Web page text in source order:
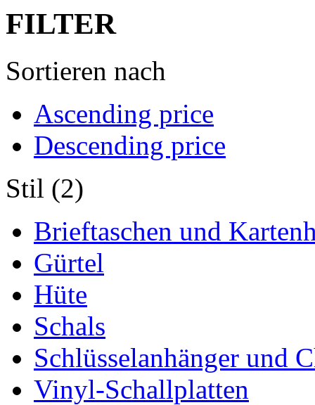
FILTER
Sortieren nach
Ascending price
Descending price
Stil (2)
Brieftaschen und
Gürtel
Hüte
Schals
Schlüsselanhänger und
Vinyl-Schallplatten